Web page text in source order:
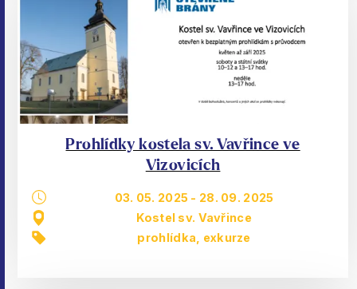
Prohlídky kostela sv. Vavřince ve
Vizovicích
03. 05. 2025 - 28. 09. 2025
Kostel sv. Vavřince
prohlídka, exkurze